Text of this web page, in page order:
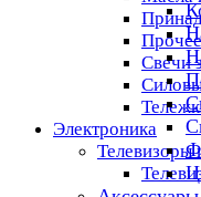
Прочее
Свечи
Электроника
Телевизоры